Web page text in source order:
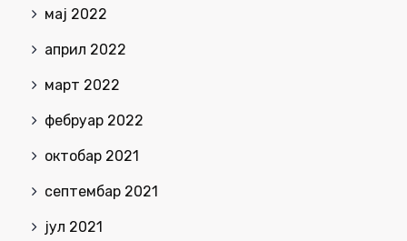
мај 2022
април 2022
март 2022
фебруар 2022
октобар 2021
септембар 2021
јул 2021